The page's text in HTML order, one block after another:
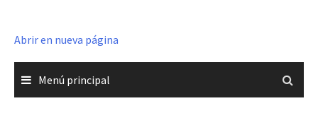
Abrir en nueva página
Menú principal